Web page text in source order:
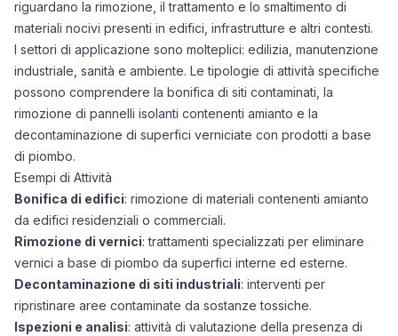
riguardano la rimozione, il trattamento e lo smaltimento di
materiali nocivi presenti in edifici, infrastrutture e altri contesti.
I settori di applicazione sono molteplici: edilizia, manutenzione
industriale, sanità e ambiente. Le tipologie di attività specifiche
possono comprendere la bonifica di siti contaminati, la
rimozione di pannelli isolanti contenenti amianto e la
decontaminazione di superfici verniciate con prodotti a base
di piombo.
Esempi di Attività
Bonifica di edifici: rimozione di materiali contenenti amianto
da edifici residenziali o commerciali.
Rimozione di vernici: trattamenti specializzati per eliminare
vernici a base di piombo da superfici interne ed esterne.
Decontaminazione di siti industriali: interventi per
ripristinare aree contaminate da sostanze tossiche.
Ispezioni e analisi: attività di valutazione della presenza di